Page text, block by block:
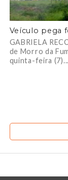
Veículo pega
GABRIELA
de Morro da
quinta-feira (7)...